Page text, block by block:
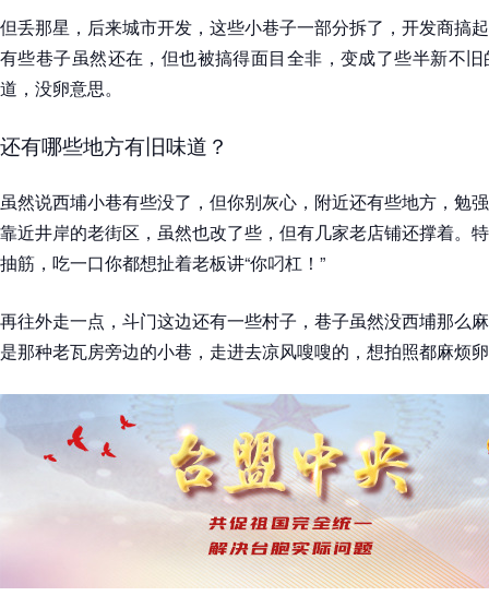
但丢那星，后来城市开发，这些小巷子一部分拆了，开发商搞
有些巷子虽然还在，但也被搞得面目全非，变成了些半新不
道，没卵意思。
还有哪些地方有旧味道？
虽然说西埔小巷有些没了，但你别灰心，附近还有些地方，勉
靠近井岸的老街区，虽然也改了些，但有几家老店铺还撑着。
抽筋，吃一口你都想扯着老板讲“你叼杠！”
再往外走一点，斗门这边还有一些村子，巷子虽然没西埔那么
是那种老瓦房旁边的小巷，走进去凉风嗖嗖的，想拍照都麻烦